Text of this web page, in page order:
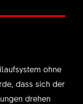
ohne
dass sich der
drehen